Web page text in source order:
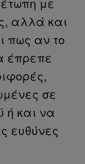
αλλά και
πως αν το
έπρεπε
σε
ή και να
ευθύνες